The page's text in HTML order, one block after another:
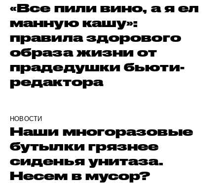
«Все пили вино, а я ел
манную кашу»:
правила здорового
образа жизни от
прадедушки бьюти-
редактора
НОВОСТИ
Наши многоразовые
бутылки грязнее
сиденья унитаза.
Несем в мусор?